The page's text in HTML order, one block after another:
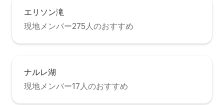
エリソン滝
現地メンバー275人のおすすめ
ナルレ湖
現地メンバー17人のおすすめ